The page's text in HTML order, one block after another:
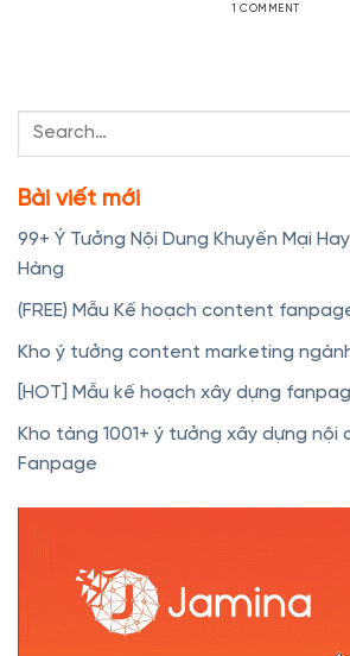
1 COMMENT
Bài viết mới
99+ Ý Tưởng Nội Dung Khuyến Mại
Hàng
(FREE) Mẫu Kế hoạch content
Kho ý tưởng content marketing
[HOT] Mẫu kế hoạch xây dựng
Kho tàng 1001+ ý tưởng xây dựng nội
Fanpage